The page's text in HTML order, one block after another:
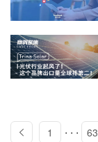
1 . . . 63